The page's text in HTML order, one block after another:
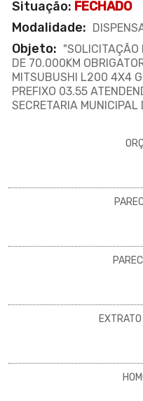
Situação: FECHADO
Modalidade:
Objeto: "SOLICITAÇÃO
DE 70.000KM
MITSUBUSHI L200 4X4
PREFIXO 03.55
SECRETARIA